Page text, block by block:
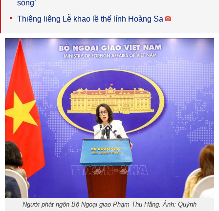
sóng’
Thiêng liêng Lễ khao lề thế lính Hoàng Sa
Người phát ngôn Bộ Ngoại giao Phạm Thu Hằng. Ảnh: Quỳnh